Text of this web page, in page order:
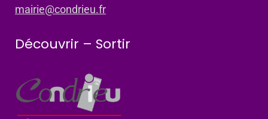
mairie@condrieu.fr
Découvrir – Sortir